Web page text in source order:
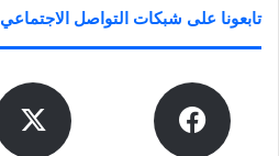
تابعونا على شبكات التواصل الاجتماعي